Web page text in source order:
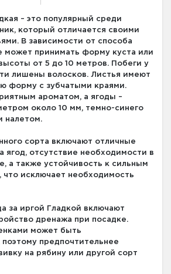
– это популярный среди
который отличается своими
В зависимости от способа
может принимать форму куста или
от 5 до 10 метров. Побеги у
лишены волосков. Листья имеют
форму с зубчатыми краями.
ароматом, а ягоды –
около 10 мм, темно-синего
налетом.
сорта включают отличные
ягод, отсутствие необходимости в
а также устойчивость к сильным
что исключает необходимость
за иргой Гладкой включают
дренажа при посадке.
может быть
предпочтительнее
на рябину или другой сорт